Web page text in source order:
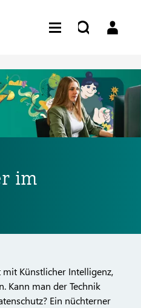
im
Künstlicher Intelligenz,
Kann man der Technik
Ein nüchterner